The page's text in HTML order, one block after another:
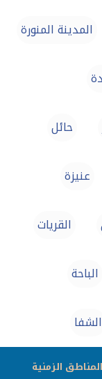
المدينة المنورة
حائل
عنيزة
القريات
الباحة
الشفا
الزمنية